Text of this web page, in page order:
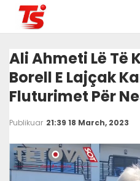
Ali Ahmeti Lë Të
Borell E Lajçak
Fluturimet Për
Publikuar 21:39 18 March, 2023